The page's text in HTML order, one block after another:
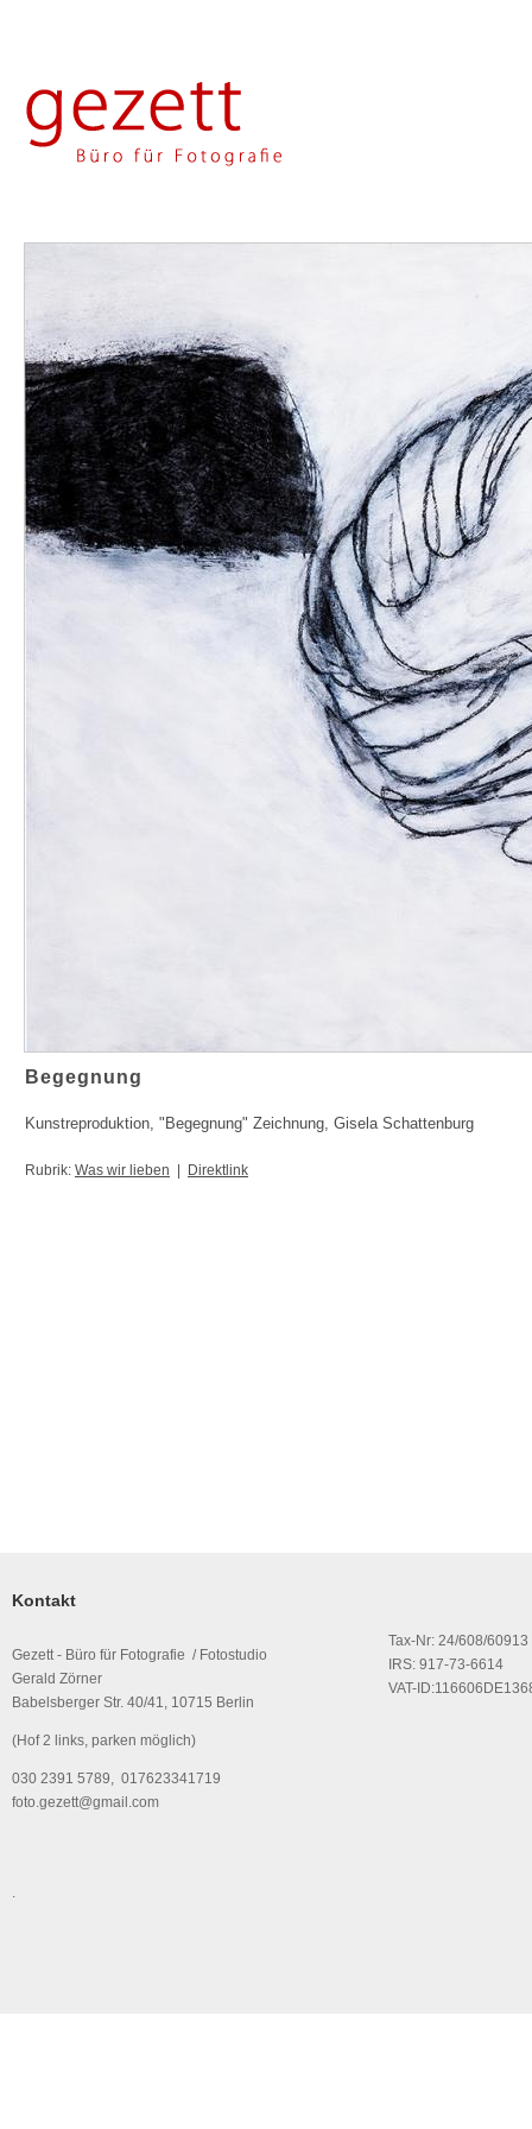
Begegnung
Kunstreproduktion, "Begegnung" Zeichnung, Gisela Schattenburg
Rubrik: Was wir lieben Direktlink
Kontakt
Gezett - Büro für Fotografie / Fotostudio
Gerald Zörner
Babelsberger Str. 40/41, 10715 Berlin
(Hof 2 links, parken möglich)
030 2391 5789, 017623341719
foto.gezett@gmail.com
Tax-Nr: 24/608/60913
IRS: 917-73-6614
VAT-
.